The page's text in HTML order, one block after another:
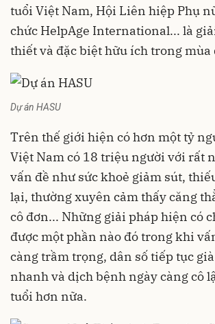
tuổi Việt Nam, Hội Liên hiệp Phụ
chức HelpAge International... là
thiết và đặc biệt hữu ích trong mùa
Dự án HASU
Trên thế giới hiện có hơn một tỷ
Việt Nam có 18 triệu người với rất
vấn đề như sức khoẻ giảm sút,
lại, thường xuyên cảm thấy căng
cô đơn... Những giải pháp hiện có
được một phần nào đó trong khi
càng trầm trọng, dân số tiếp tục
nhanh và dịch bệnh ngày càng cô
tuổi hơn nữa.